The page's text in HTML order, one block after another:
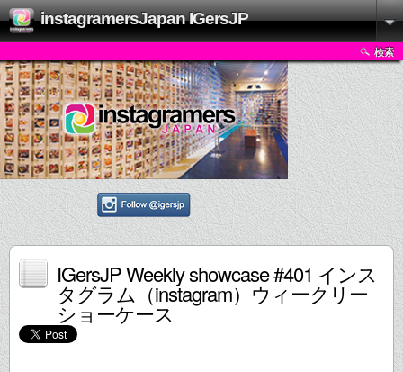
instagramersJapan IGersJP
検索
IGersJP Weekly showcase #401 インス
タグラム（instagram）ウィークリー
ショーケース